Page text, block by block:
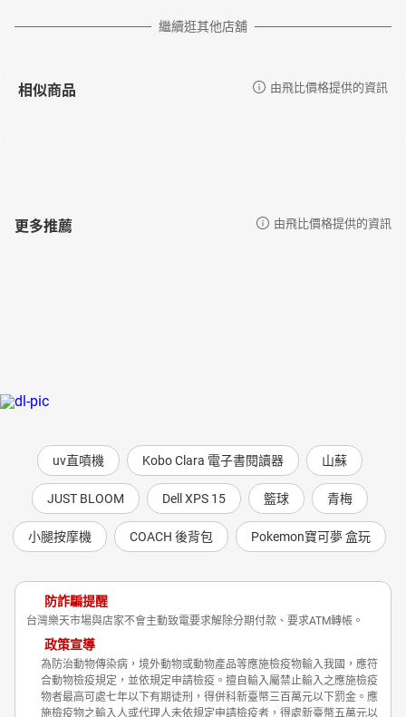
繼續逛其他店舖
相似商品 由飛比價格提供的資訊
更多推薦 由飛比價格提供的資訊
uv直噴機 Kobo Clara 電子書閱讀器 山蘇
JUST BLOOM Dell XPS 15 籃球 青梅
小腿按摩機 COACH 後背包 Pokemon寶可夢 盒玩
防詐騙提醒
台灣樂天市場與店家不會主動致電要求解除分期付款、要求ATM轉帳。
政策宣導
為防治動物傳染病，境外動物或動物產品等應施檢疫物輸入我國，應符
合動物檢疫規定，並依規定申請檢疫。擅自輸入屬禁止輸入之應施檢疫
物者最高可處七年以下有期徒刑，得併科新臺幣三百萬元以下罰金。應
施檢疫物之輸入人或代理人未依規定申請檢疫者，得處新臺幣五萬元以